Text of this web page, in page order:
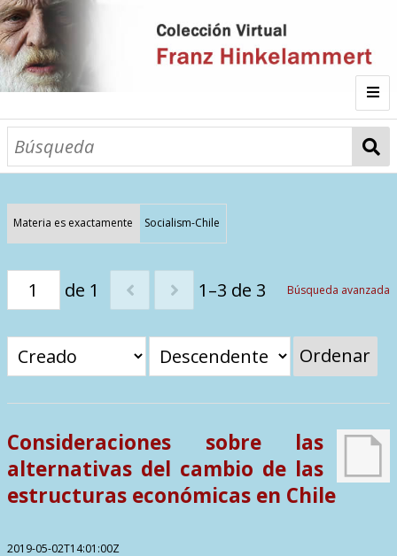
Inicio
Galería
Listado por
Categorías
Todos los documentos
Materias
Sitios de Interés
Contactos
Fichas
Materia es exactamente Socialism-Chile
de 1 1–3 de 3 Búsqueda avanzada
Ordenar
Consideraciones sobre las
alternativas del cambio de las
estructuras económicas en Chile
2019-05-02T14:01:00Z